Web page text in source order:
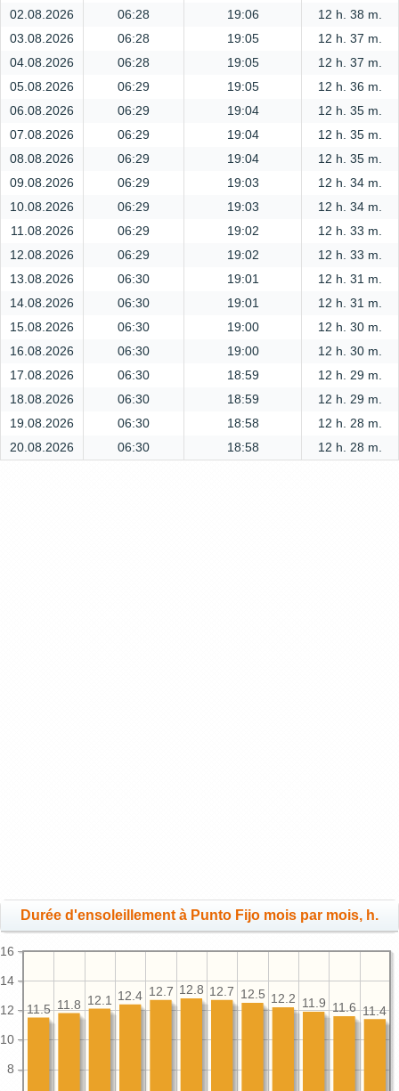
02.08.2026
06:28 19:06
12 h. 38 m.
03.08.2026
06:28 19:05
12 h. 37 m.
04.08.2026
06:28 19:05
12 h. 37 m.
05.08.2026
06:29 19:05
12 h. 36 m.
06.08.2026
06:29 19:04
12 h. 35 m.
07.08.2026
06:29 19:04
12 h. 35 m.
08.08.2026
06:29 19:04
12 h. 35 m.
09.08.2026
06:29 19:03
12 h. 34 m.
10.08.2026
06:29 19:03
12 h. 34 m.
11.08.2026
06:29 19:02
12 h. 33 m.
12.08.2026
06:29 19:02
12 h. 33 m.
13.08.2026
06:30 19:01
12 h. 31 m.
14.08.2026
06:30 19:01
12 h. 31 m.
15.08.2026
06:30 19:00
12 h. 30 m.
16.08.2026
06:30 19:00
12 h. 30 m.
17.08.2026
06:30 18:59
12 h. 29 m.
18.08.2026
06:30 18:59
12 h. 29 m.
19.08.2026
06:30 18:58
12 h. 28 m.
20.08.2026
06:30 18:58 12 h. 28 m.
Durée d'ensoleillement à Punto Fijo mois par mois, h.
8
10
12
14
16
11.4
11.6
11.9
12.2
12.5
12.7
12.8
12.7
12.4
12.1
11.8
11.5